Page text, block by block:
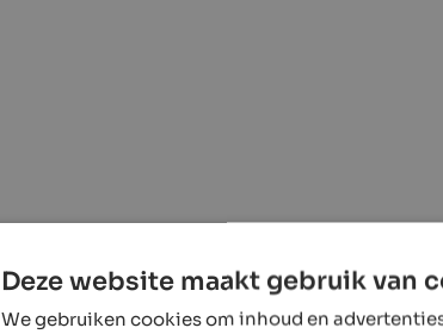
Deze website maakt gebruik van
We gebruiken cookies om inhoud en